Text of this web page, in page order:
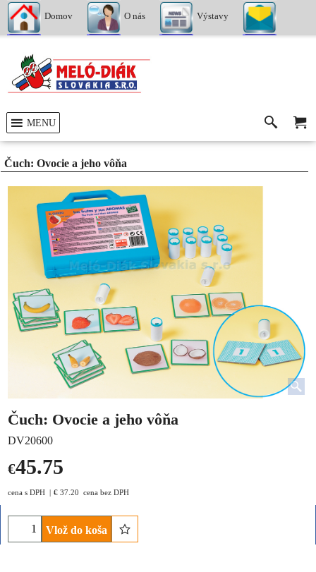
Domov O nás Výstavy
MENU
Čuch: Ovocie a jeho vôňa
Čuch: Ovocie a jeho vôňa
DV20600
€45.75
cena s DPH € 37.20 cena bez DPH
Vlož do koša